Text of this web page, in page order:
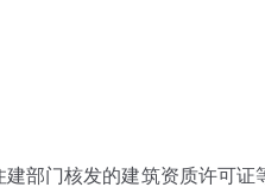
部门核发的建筑资质许可证